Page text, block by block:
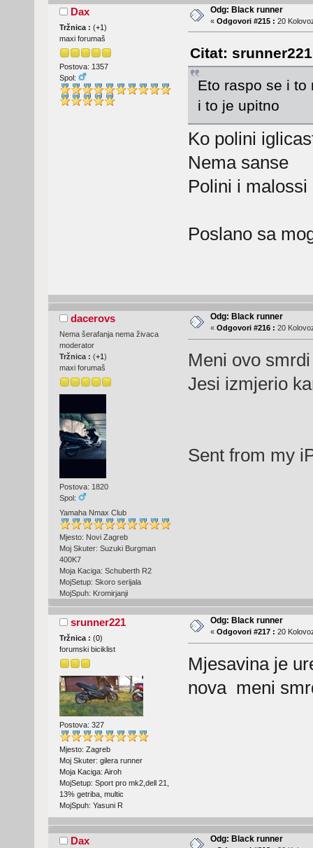
Dax
Tržnica : (+1)
maxi forumaš
Postova: 1357
Spol:
Odg: Black runner
« Odgovori #215 : 20
Citat:
Eto raspo se i to
i to je upitno
Ko polini
Nema sanse
Polini i
Poslano sa
dacerovs
Nema šerafanja nema živaca
moderator
Tržnica : (+1)
maxi forumaš
Postova: 1820
Spol:
Yamaha Nmax Club
Mjesto: Novi Zagreb
Moj Skuter: Suzuki Burgman
400K7
Moja Kaciga: Schuberth R2
MojSetup: Skoro serijala
MojSpuh: Kromirjanji
Odg: Black runner
« Odgovori #216 : 20
Meni ovo
Jesi izmjerio
Sent from my
srunner221
Tržnica : (0)
forumski biciklist
Postova: 327
Mjesto: Zagreb
Moj Skuter: gilera runner
Moja Kaciga: Airoh
MojSetup: Sport pro mk2,dell 21,
13% getriba, multic
MojSpuh: Yasuni R
Odg: Black runner
« Odgovori #217 : 20
Mjesavina je
nova meni
Dax Odg: Black runner